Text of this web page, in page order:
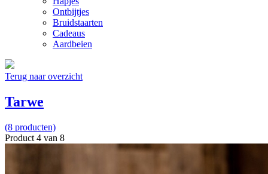
Ontbijtjes
Bruidstaarten
Cadeaus
Aardbeien
Terug naar overzicht
Tarwe
(8 producten)
Product 4 van 8